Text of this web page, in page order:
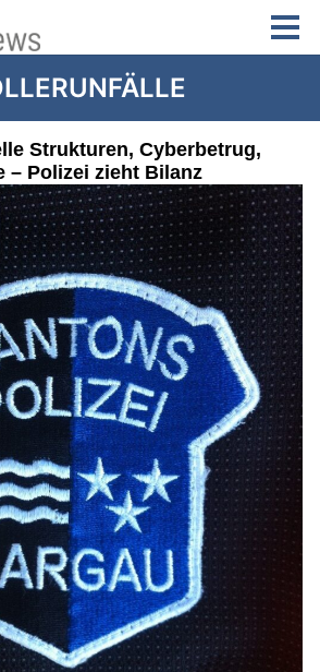
Strukturen, Cyberbetrug,
– Polizei zieht Bilanz